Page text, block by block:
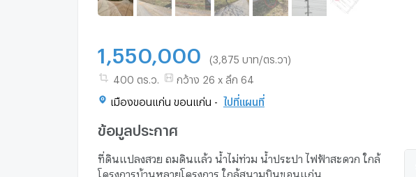
1,550,000 (3,875 บาท/ตร.วา)
400 ตร.ว. กว้าง 26 x ลึก 64
เมืองขอนแก่น ขอนแก่น - ไปที่แผนที่
ข้อมูลประกาศ
ที่ดินแปลงสวย ถมดินแล้ว น้ำไม่ท่วม น้ำประปา ไฟฟ้าสะดวก ใกล้
โครงการบ้านหลายโครงการ ใกล้สนามบินขอนแก่น